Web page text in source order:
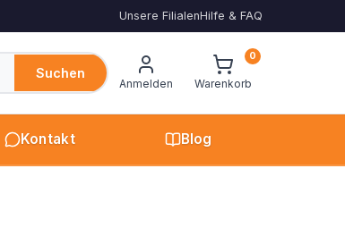
Unsere FilialenHilfe & FAQ
Suchen
Anmelden Warenkorb
0
Kontakt Blog